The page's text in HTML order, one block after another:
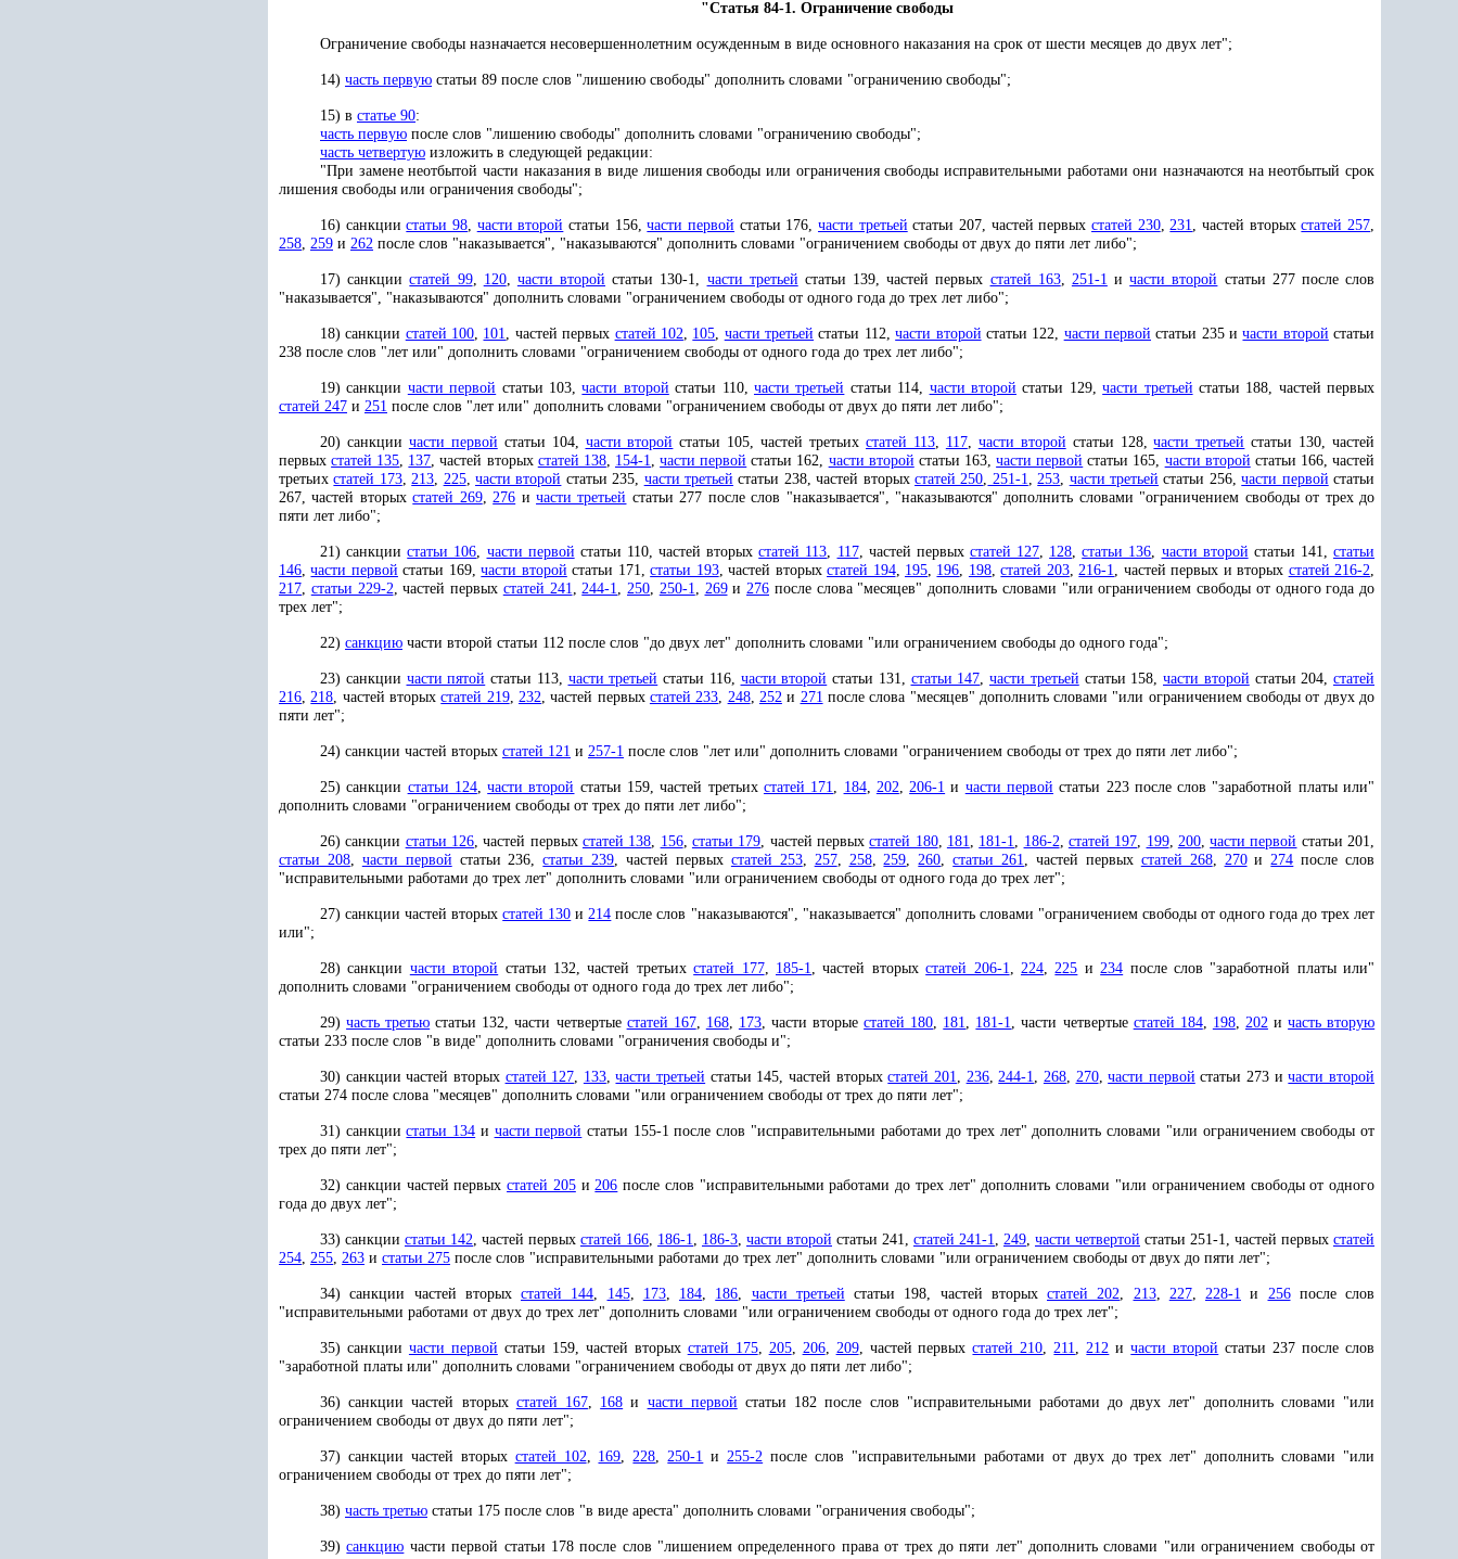
"Статья 84-1. Ограничение свободы
Ограничение свободы назначается несовершеннолетним осужденным в виде основного наказания на срок от шести месяцев до двух лет";
14) часть первую статьи 89 после слов "лишению свободы" дополнить словами "ограничению свободы";
15) в статье 90:
часть первую после слов "лишению свободы" дополнить словами "ограничению свободы";
часть четвертую изложить в следующей редакции:
"При замене неотбытой части наказания в виде лишения свободы или ограничения свободы исправительными работами они назначаются на неотбытый срок
лишения свободы или ограничения свободы";
16) санкциистатьи 98, части второй статьи 156,части первой статьи 176,части третьей статьи 207, частей первыхстатей 230,231, частей вторыхстатей 257,
258, 259 и 262 после слов "наказывается", "наказываются" дополнить словами "ограничением свободы от двух до пяти лет либо";
17) санкциистатей 99, 120, части второй статьи 130-1, части третьей статьи 139, частей первых статей 163, 251-1 ичасти второй статьи 277 после слов
"наказывается", "наказываются" дополнить словами "ограничением свободы от одного года до трех лет либо";
18) санкции статей 100, 101, частей первых статей 102, 105, части третьей статьи 112,части второй статьи 122, части первой статьи 235 ичасти второй статьи
238 после слов "лет или" дополнить словами "ограничением свободы от одного года до трех лет либо";
19) санкции части первой статьи 103,части второй статьи 110, части третьей статьи 114, части второй статьи 129,части третьей статьи 188, частей первых
статей 247 и 251 после слов "лет или" дополнить словами "ограничением свободы от двух до пяти лет либо";
20) санкции части первой статьи 104, части второй статьи 105, частей третьих статей 113, 117, части второй статьи 128,части третьей статьи 130, частей
первыхстатей 135, 137, частей вторых статей 138, 154-1,части первой статьи 162, части второй статьи 163,части первой статьи 165, части второй статьи 166, частей
третьихстатей 173,213, 225,части второй статьи 235, части третьей статьи 238, частей вторыхстатей 250, 251-1,253, части третьей статьи 256,части первой статьи
267, частей вторыхстатей 269,276 ичасти третьей статьи 277 после слов "наказывается", "наказываются" дополнить словами "ограничением свободы от трех до
пяти лет либо";
21) санкциистатьи 106, части первой статьи 110, частей вторыхстатей 113, 117, частей первых статей 127, 128,статьи 136, части второй статьи 141, статьи
146,части первой статьи 169,части второй статьи 171,статьи 193, частей вторыхстатей 194, 195, 196, 198,статей 203,216-1, частей первых и вторых статей 216-2,
217, статьи 229-2, частей первых статей 241,244-1, 250, 250-1, 269и 276 после слова "месяцев" дополнить словами "или ограничением свободы от одного года до
трех лет";
22) санкцию части второй статьи 112 после слов "до двух лет" дополнить словами "или ограничением свободы до одного года";
23) санкции части пятой статьи 113, части третьей статьи 116, части второй статьи 131, статьи 147, части третьей статьи 158, части второй статьи 204, статей
216,218, частей вторыхстатей 219, 232, частей первых статей 233, 248, 252и 271 после слова "месяцев" дополнить словами "или ограничением свободы от двух до
пяти лет";
24) санкции частей вторых статей 121 и 257-1 после слов "лет или" дополнить словами "ограничением свободы от трех до пяти лет либо";
25) санкции статьи 124,части второй статьи 159, частей третьих статей 171, 184, 202,206-1 и части первой статьи 223 после слов "заработной платы или"
дополнить словами "ограничением свободы от трех до пяти лет либо";
26) санкции статьи 126, частей первых статей 138, 156, статьи 179, частей первыхстатей 180, 181, 181-1, 186-2, статей 197, 199, 200,части первой статьи 201,
статьи 208, части первой статьи 236,статьи 239, частей первых статей 253, 257, 258,259,260,статьи 261, частей первых статей 268, 270и274 после слов
"исправительными работами до трех лет" дополнить словами "или ограничением свободы от одного года до трех лет";
27) санкции частей вторыхстатей 130 и214 после слов "наказываются", "наказывается" дополнить словами "ограничением свободы от одного года до трех лет
или";
28) санкции части второй статьи 132, частей третьихстатей 177, 185-1, частей вторыхстатей 206-1, 224,225 и234 после слов "заработной платы или"
дополнить словами "ограничением свободы от одного года до трех лет либо";
29)часть третью статьи 132, части четвертые статей 167, 168, 173, части вторыестатей 180, 181, 181-1, части четвертые статей 184, 198, 202ичасть вторую
статьи 233 после слов "в виде" дополнить словами "ограничения свободы и";
30) санкции частей вторых статей 127, 133,части третьей статьи 145, частей вторыхстатей 201, 236,244-1, 268, 270,части первой статьи 273 ичасти второй
статьи 274 после слова "месяцев" дополнить словами "или ограничением свободы от трех до пяти лет";
31) санкциистатьи 134 и части первой статьи 155-1 после слов "исправительными работами до трех лет" дополнить словами "или ограничением свободы от
трех до пяти лет";
32) санкции частей первыхстатей 205и206 после слов "исправительными работами до трех лет" дополнить словами "или ограничением свободы от одного
года до двух лет";
33) санкции статьи 142, частей первых статей 166, 186-1, 186-3, части второй статьи 241, статей 241-1, 249, части четвертой статьи 251-1, частей первых статей
254, 255, 263 и статьи 275 после слов "исправительными работами до трех лет" дополнить словами "или ограничением свободы от двух до пяти лет";
34) санкции частей вторых статей 144, 145, 173, 184, 186, части третьей статьи 198, частей вторых статей 202, 213, 227, 228-1 и 256после слов
"исправительными работами от двух до трех лет" дополнить словами "или ограничением свободы от одного года до трех лет";
35) санкции части первой статьи 159, частей вторых статей 175, 205, 206, 209, частей первыхстатей 210,211,212 ичасти второй статьи 237 после слов
"заработной платы или" дополнить словами "ограничением свободы от двух до пяти лет либо";
36) санкции частей вторых статей 167, 168 и части первой статьи 182 после слов "исправительными работами до двух лет" дополнить словами "или
ограничением свободы от двух до пяти лет";
37) санкции частей вторых статей 102, 169,228,250-1 и255-2 после слов "исправительными работами от двух до трех лет" дополнить словами "или
ограничением свободы от трех до пяти лет";
38) часть третью статьи 175 после слов "в виде ареста" дополнить словами "ограничения свободы";
39)санкцию части первой статьи 178 после слов "лишением определенного права от трех до пяти лет" дополнить словами "или ограничением свободы от